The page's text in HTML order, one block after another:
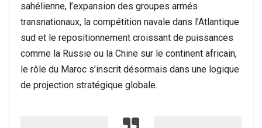
sahélienne, l’expansion des groupes armés
transnationaux, la compétition navale dans l’Atlantique
sud et le repositionnement croissant de puissances
comme la Russie ou la Chine sur le continent africain,
le rôle du Maroc s’inscrit désormais dans une logique
de projection stratégique globale.